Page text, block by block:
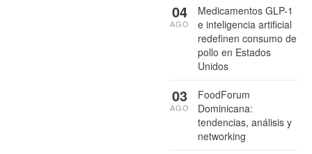
Medicamentos GLP-1
e inteligencia artificial
redefinen consumo de
pollo en Estados
Unidos
04
AGO
FoodForum
Dominicana:
tendencias, análisis y
networking
03
AGO